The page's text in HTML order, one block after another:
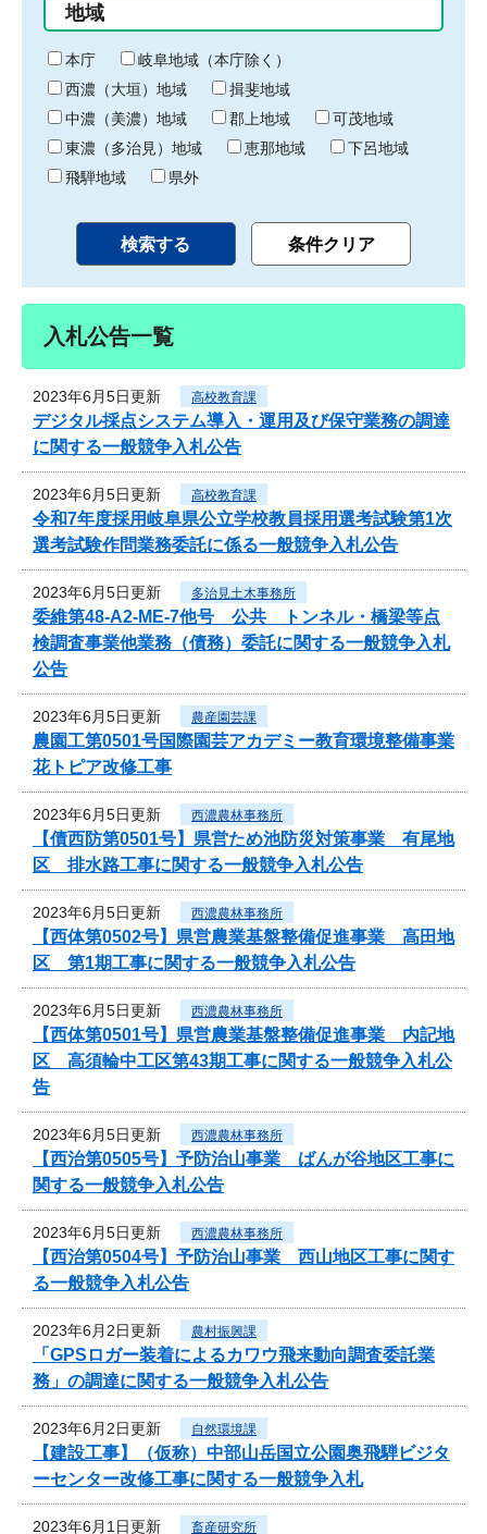
り
終
わ
り
地域
本庁
岐阜地域（本庁除く）
西濃（大垣）地域
揖斐地域
中濃（美濃）地域
郡上地域
可茂地域
東濃（多治見）地域
恵那地域
下呂地域
飛騨地域
県外
入札公告一覧
2023年6月5日更新 高校教育課
デジタル採点システム導入・運用及び保守業務の調達
に関する一般競争入札公告
2023年6月5日更新 高校教育課
令和7年度採用岐阜県公立学校教員採用選考試験第1次
選考試験作問業務委託に係る一般競争入札公告
2023年6月5日更新 多治見土木事務所
委維第48-A2-ME-7他号 公共 トンネル・橋梁等点
検調査事業他業務（債務）委託に関する一般競争入札
公告
2023年6月5日更新 農産園芸課
農園工第0501号国際園芸アカデミー教育環境整備事業
花トピア改修工事
2023年6月5日更新 西濃農林事務所
【債西防第0501号】県営ため池防災対策事業 有尾地
区 排水路工事に関する一般競争入札公告
2023年6月5日更新 西濃農林事務所
【西体第0502号】県営農業基盤整備促進事業 高田地
区 第1期工事に関する一般競争入札公告
2023年6月5日更新 西濃農林事務所
【西体第0501号】県営農業基盤整備促進事業 内記地
区 高須輪中工区第43期工事に関する一般競争入札公
告
2023年6月5日更新 西濃農林事務所
【西治第0505号】予防治山事業 ばんが谷地区工事に
関する一般競争入札公告
2023年6月5日更新 西濃農林事務所
【西治第0504号】予防治山事業 西山地区工事に関す
る一般競争入札公告
2023年6月2日更新 農村振興課
「GPSロガー装着によるカワウ飛来動向調査委託業
務」の調達に関する一般競争入札公告
2023年6月2日更新 自然環境課
【建設工事】（仮称）中部山岳国立公園奥飛騨ビジタ
ーセンター改修工事に関する一般競争入札
2023年6月1日更新 畜産研究所